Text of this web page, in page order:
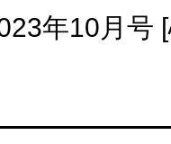
年10月号